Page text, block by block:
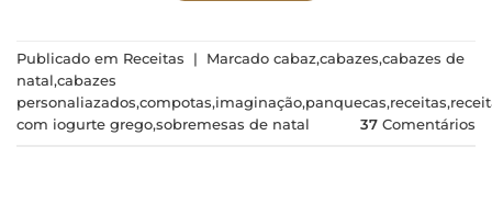
Publicado em Receitas | Marcado cabaz,cabazes,cabazes de
natal,cabazes
personaliazados,compotas,imaginação,panquecas,receitas,
com iogurte grego,sobremesas de natal 37 Comentários